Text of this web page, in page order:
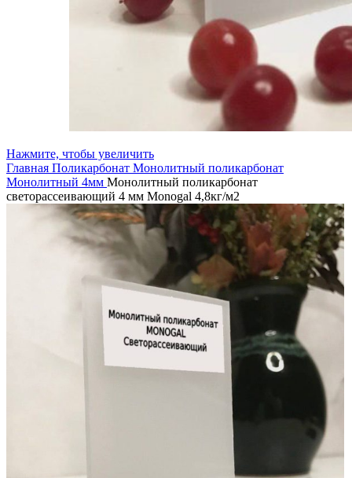
Нажмите, чтобы увеличить
Главная Поликарбонат Монолитный поликарбонат
Монолитный 4мм Монолитный поликарбонат
светорассеивающий 4 мм Monogal 4,8кг/м2